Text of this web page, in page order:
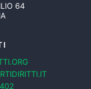
64